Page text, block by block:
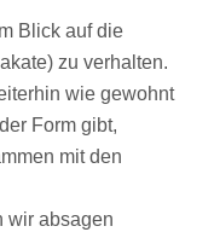
Blick auf die
zu verhalten.
wie gewohnt
Form gibt,
mit den
wir absagen